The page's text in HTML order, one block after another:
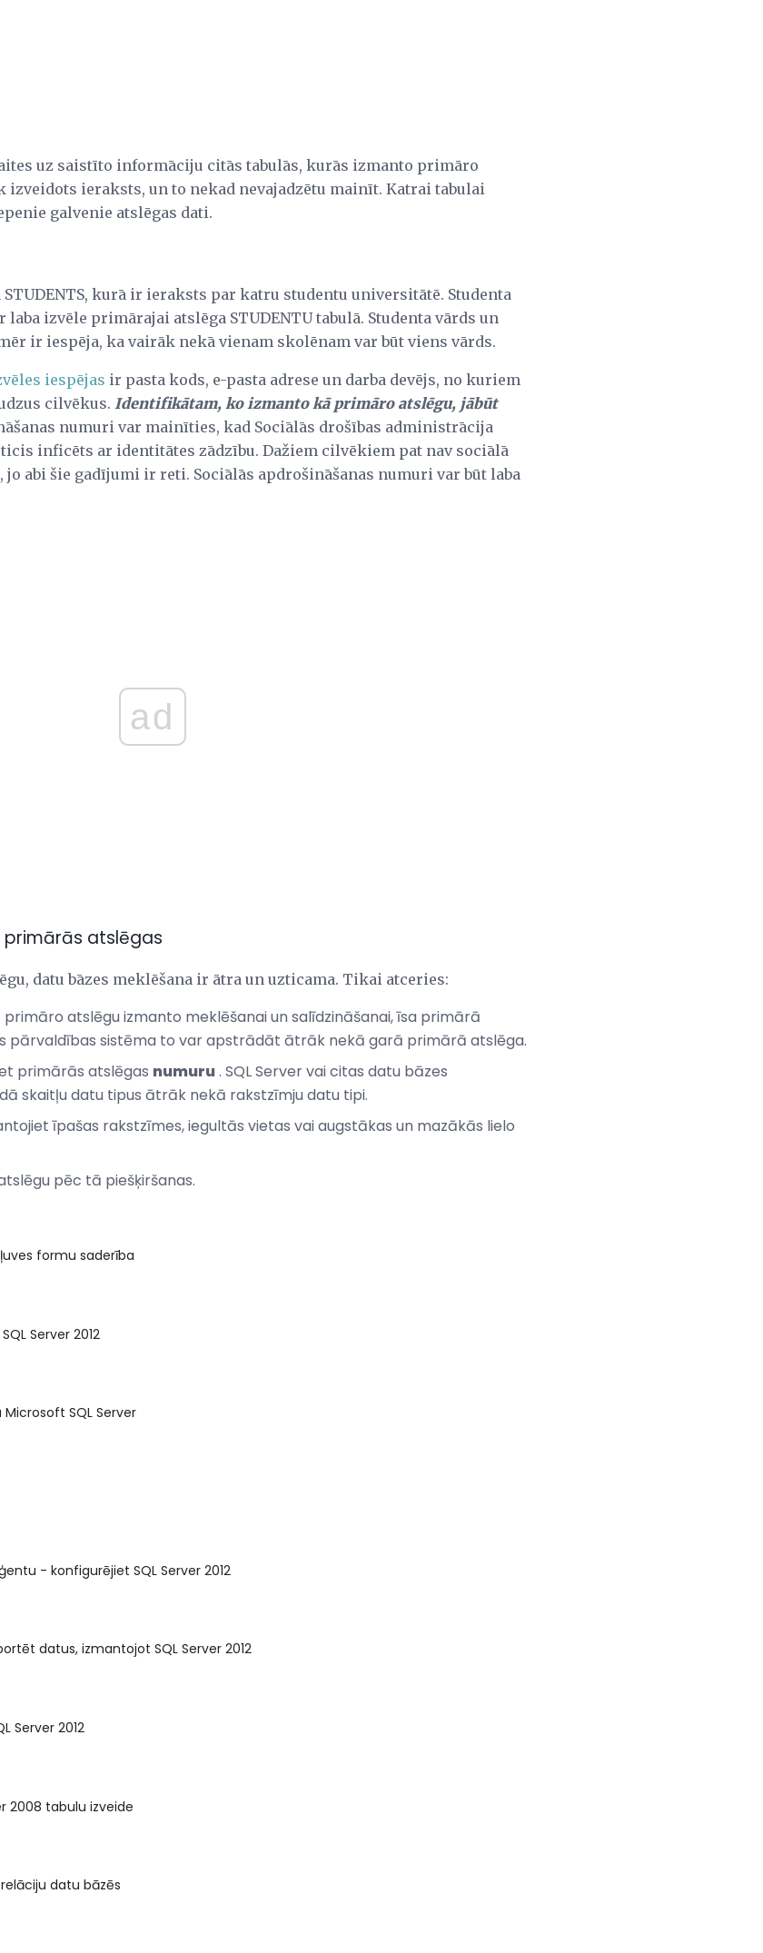
uz saistīto informāciju citās tabulās, kurās izmanto primāro
izveidots ieraksts, un to nekad nevajadzētu mainīt. Katrai tabulai
galvenie atslēgas dati.
kurā ir ieraksts par katru studentu universitātē. Studenta
izvēle primārajai atslēga STUDENTU tabulā. Studenta vārds un
ir iespēja, ka vairāk nekā vienam skolēnam var būt viens vārds.
iespējas ir pasta kods, e-pasta adrese un darba devējs, no kuriem
cilvēkus. Identifikātam, ko izmanto kā primāro atslēgu, jābūt
numuri var mainīties, kad Sociālās drošības administrācija
inficēts ar identitātes zādzību. Dažiem cilvēkiem pat nav sociālā
abi šie gadījumi ir reti. Sociālās apdrošināšanas numuri var būt laba
ad
primārās atslēgas
datu bāzes meklēšana ir ātra un uzticama. Tikai atceries:
primāro atslēgu izmanto meklēšanai un salīdzināšanai, īsa primārā
pārvaldības sistēma to var apstrādāt ātrāk nekā garā primārā atslēga.
primārās atslēgas numuru. SQL Server vai citas datu bāzes
skaitļu datu tipus ātrāk nekā rakstzīmju datu tipi.
īpašas rakstzīmes, iegultās vietas vai augstākas un mazākās lielo
pēc tā piešķiršanas.
formu saderība
Server 2012
SQL Server
- konfigurējiet SQL Server 2012
datus, izmantojot SQL Server 2012
Server 2012
2008 tabulu izveide
datu bāzēs